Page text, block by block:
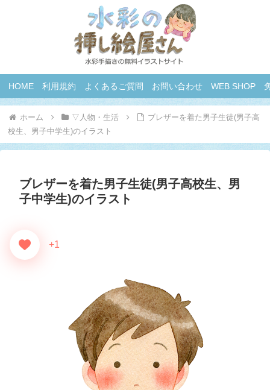
HOME 利用規約 よくあるご質問 お問い合わせ WEB SHOP
ホーム ▽人物・生活
ブレザーを着た男子生徒(男子高
校生、男子中学生)のイラスト
ブレザーを着た男子生徒(男子高校生、男
子中学生)のイラスト
+1